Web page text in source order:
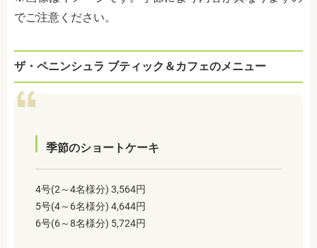
でご注意ください。
ザ・ペニンシュラ ブティック＆カフェのメニュー
季節のショートケーキ
4号(2～4名様分) 3,564円
5号(4～6名様分) 4,644円
6号(6～8名様分) 5,724円